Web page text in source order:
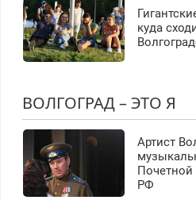
куда
ВОЛГОГРАД – ЭТО Я
Артист
Почетной
РФ